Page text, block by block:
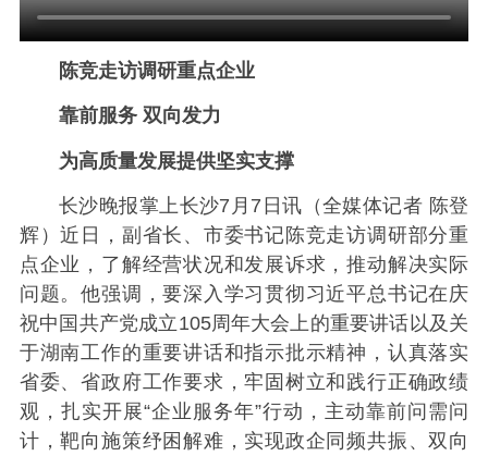
陈竞走访调研重点企业
靠前服务 双向发力
为高质量发展提供坚实支撑
长沙晚报掌上长沙7月7日讯（全媒体记者 陈登
辉）近日，副省长、市委书记陈竞走访调研部分重
点企业，了解经营状况和发展诉求，推动解决实际
问题。他强调，要深入学习贯彻习近平总书记在庆
祝中国共产党成立105周年大会上的重要讲话以及关
于湖南工作的重要讲话和指示批示精神，认真落实
省委、省政府工作要求，牢固树立和践行正确政绩
观，扎实开展“企业服务年”行动，主动靠前问需问
计，靶向施策纾困解难，实现政企同频共振、双向